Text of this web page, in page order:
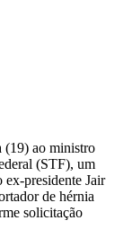
(19) ao ministro
(STF), um
ex-presidente Jair
de hérnia
solicitação